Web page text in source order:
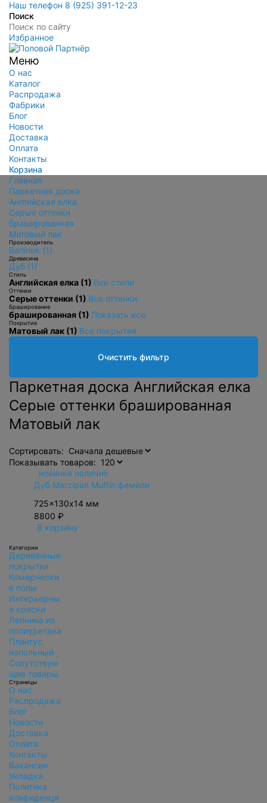
Наш телефон 8 (925) 391-12-23
Поиск
Избранное
Меню
О нас
Каталог
Распродажа
Фабрики
Блог
Новости
Доставка
Оплата
Контакты
Корзина
Главная
Паркетная доска
Английская елка
Серые оттенки
брашированная
Матовый лак
Производитель
Barlinek (1)
Древесина
Дуб (1)
Стиль
Английская елка (1) Все стили
Оттенки
Серые оттенки (1) Все оттенки
Браширование
брашированная (1) Показать все
Покрытие
Матовый лак (1) Все покрытия
Очистить фильтр
Паркетная доска Английская елка
Серые оттенки брашированная
Матовый лак
Сортировать:
Показывать товаров:
новинка наличие
Дуб Marzipan Muffin фемили
725x130х14 мм
8800 ₽
В корзину
Категории
Деревянные
покрытия
Комерчески
е полы
Интерьерны
е краски
Лепнина из
полиуретана
Плинтус
напольный
Сопутствую
щие товары
Страницы
О нас
Распродажа
Блог
Новости
Доставка
Оплата
Контакты
Вакансии
Укладка
Политика
конфиденци